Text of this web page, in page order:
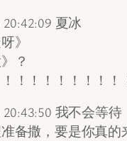
夏冰
》
？
！！！！！！！！
我不会等待
备撒，要是你真的